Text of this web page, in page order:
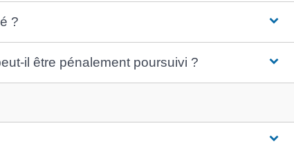
?
il être pénalement poursuivi ?